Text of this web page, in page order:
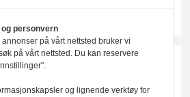
personvern
på vårt nettsted bruker vi
på vårt nettsted. Du kan reservere
og lignende verktøy for